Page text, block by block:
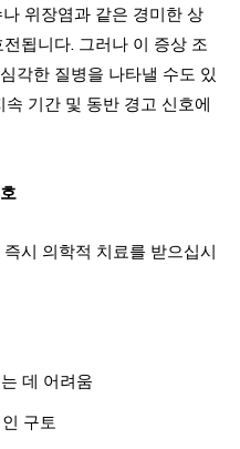
위장염과 같은 경미한 상
됩니다. 그러나 이 증상 조
각한 질병을 나타낼 수도 있
기간 및 동반 경고 신호에
시 의학적 치료를 받으십시
데 어려움
구토